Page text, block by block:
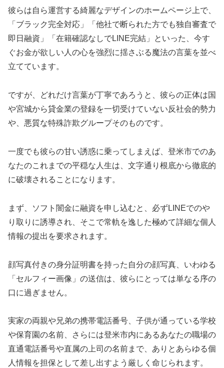
彼らは自ら運営する綺麗なデザインのホームページ上で、
「ブラック完全対応」「他社で断られた方でも独自審査で
即日融資」「在籍確認なしでLINE完結」といった、今す
ぐお金が欲しい人の心を強烈に揺さぶる魔法の言葉を並べ
立てています。
ですが、どれだけ言葉が丁寧であろうと、彼らの正体は国
や宮城から貸金業の登録を一切受けていない反社会的勢力
や、悪質な特殊詐欺グループそのものです。
一度でも彼らの甘い誘惑に乗ってしまえば、登米市でのあ
なたのこれまでの平穏な人生は、文字通り根底から徹底的
に破壊されることになります。
まず、ソフト闇金に融資を申し込むと、必ずLINEでのや
り取りに誘導され、そこで常軌を逸した極めて詳細な個人
情報の提出を要求されます。
顔写真付きの身分証明書を持った自分の顔写真、いわゆる
「セルフィー画像」の送信は、彼らにとっては単なる序の
口に過ぎません。
実家の両親や兄弟の携帯電話番号、子供が通っている学校
や保育園の名前、さらには登米市内にあるあなたの職場の
直通電話番号や直属の上司の名前まで、ありとあらゆる個
人情報を担保として差し出すよう厳しく命じられます。